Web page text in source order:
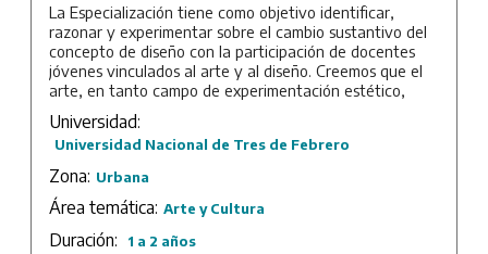
La Especialización tiene como objetivo identificar,
razonar y experimentar sobre el cambio sustantivo del
concepto de diseño con la participación de docentes
jóvenes vinculados al arte y al diseño. Creemos que el
arte, en tanto campo de experimentación estético,
puede enriquecer esta búsqueda.
La carrera busca ordenar los nuevos paradigmas en
certezas, sino que transitan la incertidumbre. Siendo la
incógnita un parámetro reconocible, resulta muy
arriesgado presuponer una orientación petrificada o fija
en las disciplinas creativas.
Universidad:
Universidad Nacional de Tres de Febrero
Zona: Urbana
Área temática: Arte y Cultura
Duración: 1 a 2 años